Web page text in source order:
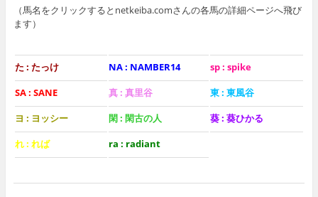
（馬名をクリックするとnetkeiba.comさんの各馬の詳細ページへ飛び
ます）
た : たっけ NA : NAMBER14
sp : spike
SA : SANE
真 : 真里谷
東 : 東風谷
ヨ : ヨッシー
閑 : 閑古の人
葵 : 葵ひかる
れ : れば
ra : radiant